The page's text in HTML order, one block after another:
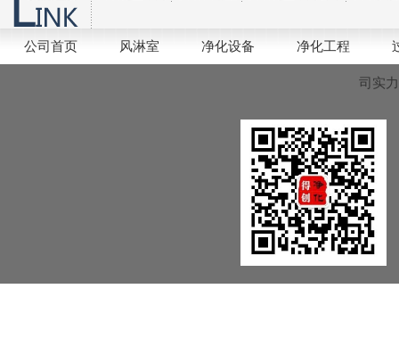
公司首页 风淋室 净化设备 净化工程
司实力